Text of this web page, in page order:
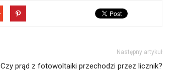
Następny artykuł
Czy prąd z fotowoltaiki przechodzi przez licznik?